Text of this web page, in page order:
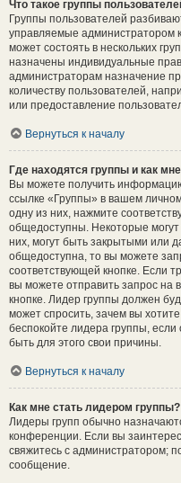
Что такое группы
Группы пользователей
управляемые администратором
может состоять в нескольких
назначены индивидуальные
администраторам назначение
количеству пользователей,
или предоставление
Вернуться к началу
Где находятся группы и как
Вы можете получить
ссылке «Группы» в вашем
одну из них, нажмите
общедоступны. Некоторые
них, могут быть закрытыми или
общедоступна, то вы можете
соответствующей кнопке. Если
вы можете отправить запрос на
кнопке. Лидер группы должен
может спросить, зачем вы
беспокойте лидера группы, если
быть для этого свои причины.
Вернуться к началу
Как мне стать лидером группы?
Лидеры групп обычно
конференции. Если вы
свяжитесь с администратором;
сообщение.